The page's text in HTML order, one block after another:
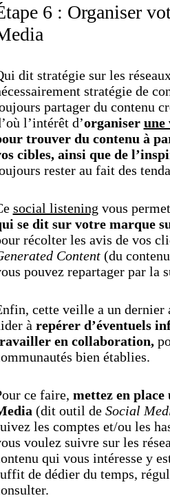
6 : Organiser
dit stratégie sur les
stratégie de
partager du contenu
l’intérêt d’organiser une
trouver du contenu à
cibles, ainsi que de
rester au fait des
social listening vous
se dit sur votre marque
récolter les avis de vos
Content(du
pouvez repartager par la
cette veille a un dernier
à repérer d’éventuels
en collaboration,
bien établies.
ce faire, mettez en
(dit outil de Social
les comptes et/ou les
voulez suivre sur les
qui vous intéresse y
de dédier du temps,